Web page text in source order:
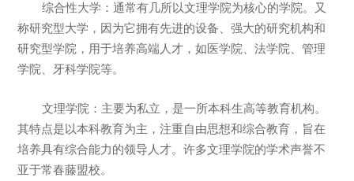
综合性大学：通常有几所以文理学院为核心的学院。又
称研究型大学，因为它拥有先进的设备、强大的研究机构和
研究型学院，用于培养高端人才，如医学院、法学院、管理
学院、牙科学院等。
文理学院：主要为私立，是一所本科生高等教育机构。
其特点是以本科教育为主，注重自由思想和综合教育，旨在
培养具有综合能力的领导人才。许多文理学院的学术声誉不
亚于常春藤盟校。